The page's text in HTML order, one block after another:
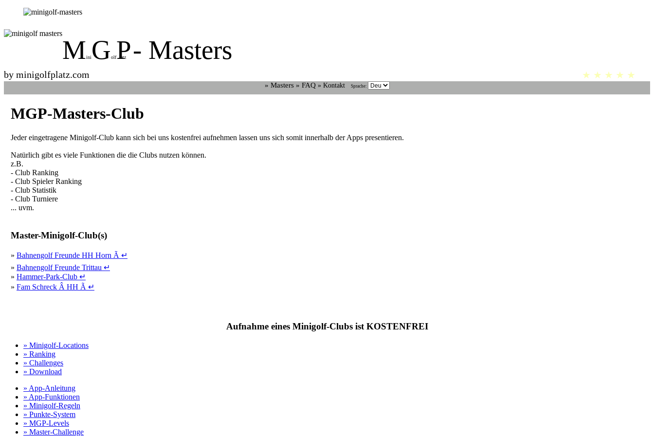
Mini GolfPlatz- Masters
by minigolfplatz.com ★ ★ ★ ★ ★
» Masters » FAQ » Kontakt Sprache:
MGP-Masters-Club
Jeder eingetragene Minigolf-Club kann sich bei uns kostenfrei aufnehmen lassen uns sich somit innerhalb der Apps presentieren.
Natürlich gibt es viele Funktionen die die Clubs nutzen können.
z.B.
- Club Ranking
- Club Spieler Ranking
- Club Statistik
- Club Turniere
... uvm.
Master-Minigolf-Club(s)
» Bahnengolf Freunde HH Horn Ã ↵
» Bahnengolf Freunde Trittau ↵
» Hammer-Park-Club ↵
» Fam Schreck Â HH Ã ↵
Aufnahme eines Minigolf-Clubs ist KOSTENFREI
» Minigolf-Locations
» Ranking
» Challenges
» Download
» App-Anleitung
» App-Funktionen
» Minigolf-Regeln
» Punkte-System
» MGP-Levels
» Master-Challenge